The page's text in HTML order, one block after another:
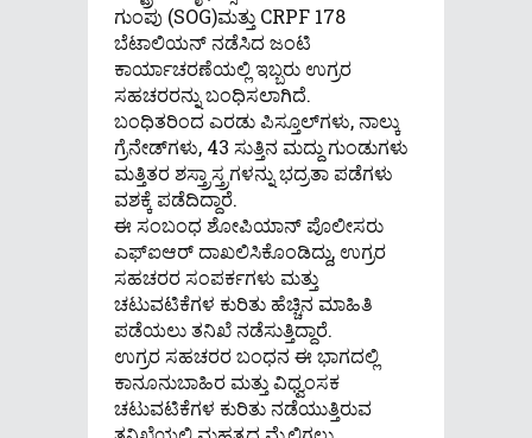
ಗುಂಪು (SOG)ಮತ್ತು CRPF 178
ಬೆಟಾಲಿಯನ್ ನಡೆಸಿದ ಜಂಟಿ
ಕಾರ್ಯಾಚರಣೆಯಲ್ಲಿ ಇಬ್ಬರು ಉಗ್ರರ
ಸಹಚರರನ್ನು ಬಂಧಿಸಲಾಗಿದೆ.
ಬಂಧಿತರಿಂದ ಎರಡು ಪಿಸ್ತೂಲ್‌ಗಳು, ನಾಲ್ಕು
ಗ್ರೆನೇಡ್‌ಗಳು, 43 ಸುತ್ತಿನ ಮದ್ದು ಗುಂಡುಗಳು
ಮತ್ತಿತರ ಶಸ್ತ್ರಾಸ್ತ್ರಗಳನ್ನು ಭದ್ರತಾ ಪಡೆಗಳು
ವಶಕ್ಕೆ ಪಡೆದಿದ್ದಾರೆ.
ಈ ಸಂಬಂಧ ಶೋಪಿಯಾನ್ ಪೊಲೀಸರು
ಎಫ್‌ಐಆರ್ ದಾಖಲಿಸಿಕೊಂಡಿದ್ದು, ಉಗ್ರರ
ಸಹಚರರ ಸಂಪರ್ಕಗಳು ಮತ್ತು
ಚಟುವಟಿಕೆಗಳ ಕುರಿತು ಹೆಚ್ಚಿನ ಮಾಹಿತಿ
ಪಡೆಯಲು ತನಿಖೆ ನಡೆಸುತ್ತಿದ್ದಾರೆ.
ಉಗ್ರರ ಸಹಚರರ ಬಂಧನ ಈ ಭಾಗದಲ್ಲಿ
ಕಾನೂನುಬಾಹಿರ ಮತ್ತು ವಿಧ್ವಂಸಕ
ಚಟುವಟಿಕೆಗಳ ಕುರಿತು ನಡೆಯುತ್ತಿರುವ